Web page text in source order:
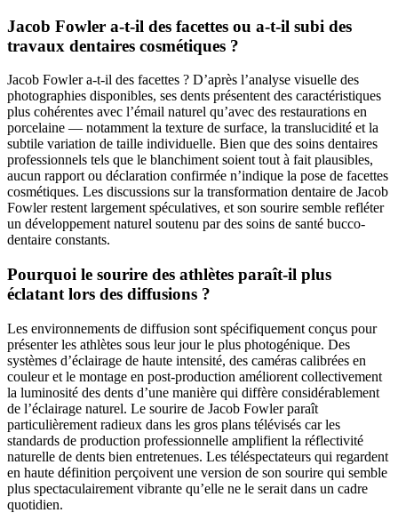
Jacob Fowler a-t-il des facettes ou a-t-il subi des
travaux dentaires cosmétiques ?
Jacob Fowler a-t-il des facettes ? D’après l’analyse visuelle des
photographies disponibles, ses dents présentent des caractéristiques
plus cohérentes avec l’émail naturel qu’avec des restaurations en
porcelaine — notamment la texture de surface, la translucidité et la
subtile variation de taille individuelle. Bien que des soins dentaires
professionnels tels que le blanchiment soient tout à fait plausibles,
aucun rapport ou déclaration confirmée n’indique la pose de facettes
cosmétiques. Les discussions sur la transformation dentaire de Jacob
Fowler restent largement spéculatives, et son sourire semble refléter
un développement naturel soutenu par des soins de santé bucco-
dentaire constants.
Pourquoi le sourire des athlètes paraît-il plus
éclatant lors des diffusions ?
Les environnements de diffusion sont spécifiquement conçus pour
présenter les athlètes sous leur jour le plus photogénique. Des
systèmes d’éclairage de haute intensité, des caméras calibrées en
couleur et le montage en post-production améliorent collectivement
la luminosité des dents d’une manière qui diffère considérablement
de l’éclairage naturel. Le sourire de Jacob Fowler paraît
particulièrement radieux dans les gros plans télévisés car les
standards de production professionnelle amplifient la réflectivité
naturelle de dents bien entretenues. Les téléspectateurs qui regardent
en haute définition perçoivent une version de son sourire qui semble
plus spectaculairement vibrante qu’elle ne le serait dans un cadre
quotidien.